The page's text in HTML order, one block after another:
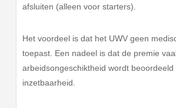
afsluiten (alleen voor starters).
Het voordeel is dat het UWV geen
toepast. Een nadeel is dat de premie
arbeidsongeschiktheid wordt beoordeeld
inzetbaarheid.